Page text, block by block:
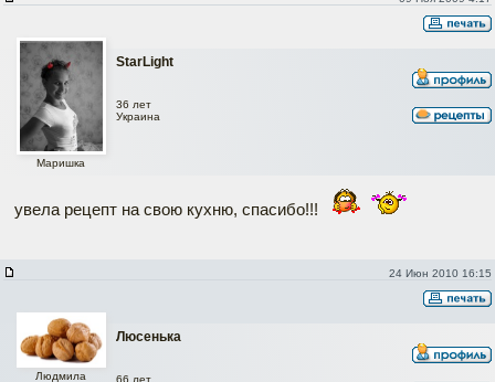
StarLight
Маришка
36 лет
Украина
увела рецепт на свою кухню, спасибо!!!
24 Июн 2010 16:15
Люсенька
Людмила